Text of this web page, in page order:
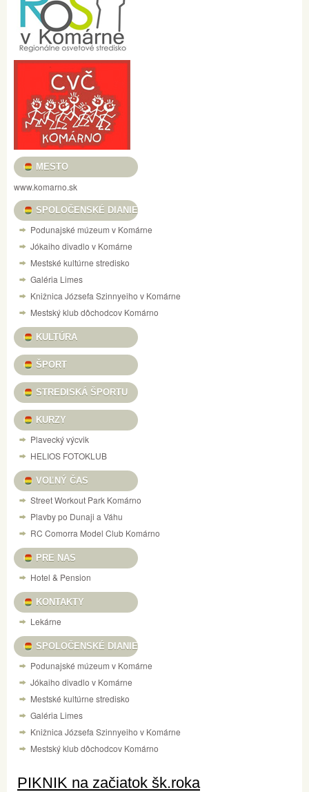
MESTO
www.komarno.sk
SPOLOČENSKÉ DIANIE
Podunajské múzeum v Komárne
Jókaiho divadlo v Komárne
Mestské kultúrne stredisko
Galéria Limes
Knižnica Józsefa Szinnyeiho v Komárne
Mestský klub dôchodcov Komárno
KULTÚRA
ŠPORT
STREDISKÁ ŠPORTU
KURZY
Plavecký výcvik
HELIOS FOTOKLUB
VOĽNÝ ČAS
Street Workout Park Komárno
Plavby po Dunaji a Váhu
RC Comorra Model Club Komárno
PRE NAS
Hotel & Pension
KONTAKTY
Lekárne
SPOLOČENSKÉ DIANIE
Podunajské múzeum v Komárne
Jókaiho divadlo v Komárne
Mestské kultúrne stredisko
Galéria Limes
Knižnica Józsefa Szinnyeiho v Komárne
Mestský klub dôchodcov Komárno
PIKNIK na začiatok šk.roka